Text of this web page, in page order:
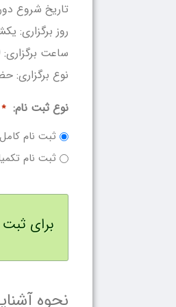
تاریخ شروع دوره: 30
روز برگزاری:
ساعت برگزاری: 10:00 تا 13:00
نوع برگزاری:
نوع ثبت نام: *
ثبت نام کامل
ثبت نام
برای ثبت
نحوه